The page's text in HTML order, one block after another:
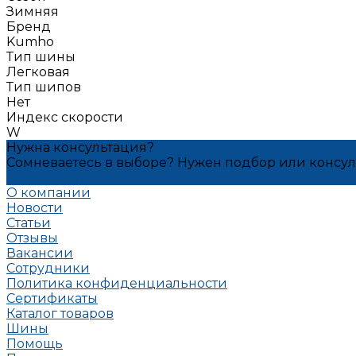
Зимняя
Бренд
Kumho
Тип шины
Легковая
Тип шипов
Нет
Индекс скорости
W
Нужна консультация?
Сомневаетесь в выборе? Нужен подбор или
О компании
Новости
Статьи
Отзывы
Вакансии
Сотрудники
Политика конфиденциальности
Сертификаты
Каталог товаров
Шины
Помощь